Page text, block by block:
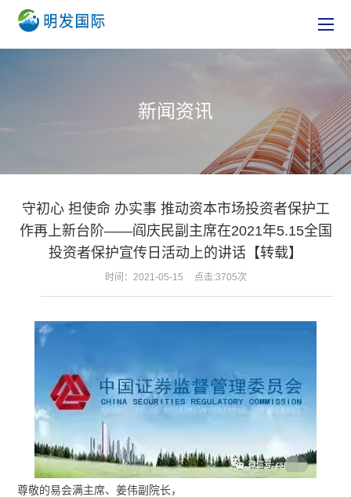
新闻资讯
守初心 担使命 办实事 推动资本市场投资者保护工
作再上新台阶——阎庆民副主席在2021年5.15全国
投资者保护宣传日活动上的讲话【转载】
时间：2021-05-15 点击:3705次
尊敬的易会满主席、姜伟副院长，